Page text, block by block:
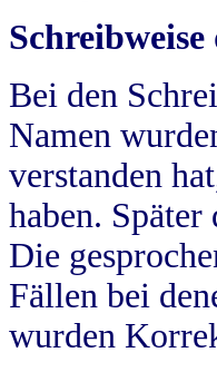
Bei den
Namen
verstanden
haben.
Die
Fällen bei
wurden